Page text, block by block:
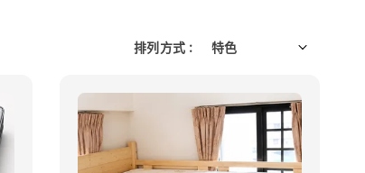
排列方式 :